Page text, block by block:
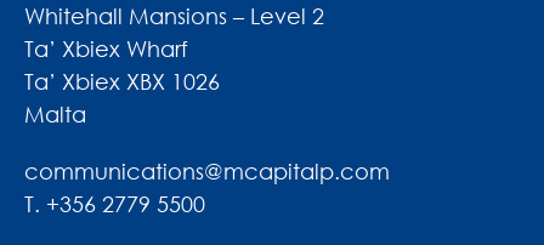
Whitehall Mansions – Level 2
Ta’ Xbiex Wharf
Ta’ Xbiex XBX 1026
Malta
communications@mcapitalp.com
T. +356 2779 5500